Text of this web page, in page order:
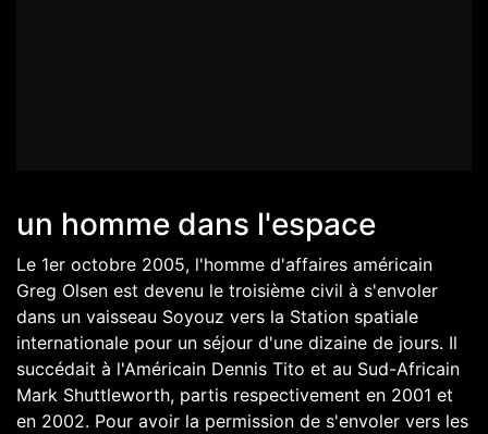
un homme dans l'espace
Le 1er octobre 2005, l'homme d'affaires américain
Greg Olsen est devenu le troisième civil à s'envoler
dans un vaisseau Soyouz vers la Station spatiale
internationale pour un séjour d'une dizaine de jours. Il
succédait à l'Américain Dennis Tito et au Sud-Africain
Mark Shuttleworth, partis respectivement en 2001 et
en 2002. Pour avoir la permission de s'envoler vers les